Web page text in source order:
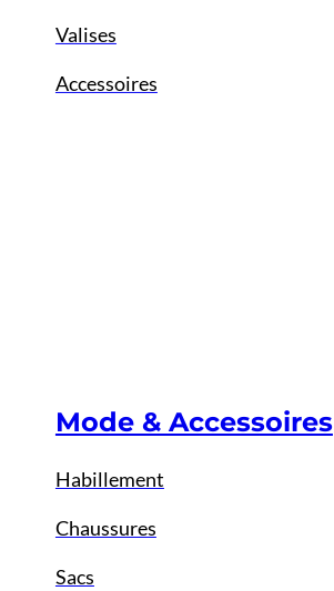
Valises
Accessoires
Mode & Accessoires
Habillement
Chaussures
Sacs